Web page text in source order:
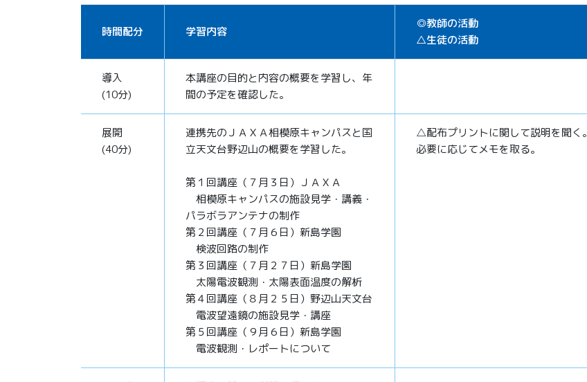
時間配分 学習内容
◎教師の活動
△生徒の活動
導入
(10分)
本講座の目的と内容の概要を学習し、年
間の予定を確認した。
展開
(40分)
連携先のＪＡＸＡ相模原キャンパスと国
立天文台野辺山の概要を学習した。
第１回講座（７月３日）ＪＡＸＡ
相模原キャンパスの施設見学・講義・
パラボラアンテナの制作
第２回講座（７月６日）新島学園
検波回路の制作
第３回講座（７月２７日）新島学園
太陽電波観測・太陽表面温度の解析
第４回講座（８月２５日）野辺山天文台
電波望遠鏡の施設見学・講座
第５回講座（９月６日）新島学園
電波観測・レポートについて
△配布プリントに関して説明を聞く。
必要に応じてメモを取る。